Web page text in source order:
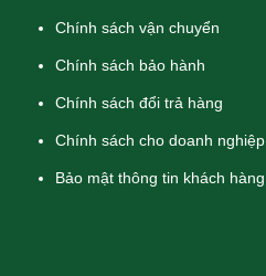
Chính sách vận chuyển
Chính sách bảo hành
Chính sách đổi trả hàng
Chính sách cho doanh nghiệp
Bảo mật thông tin khách hàng